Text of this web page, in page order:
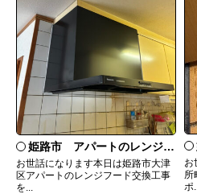
姫路市 アパートのレンジフード交換
お世話になります本日は姫路市大津
区アパートのレンジフード交換工事
を...
お
所
ポ